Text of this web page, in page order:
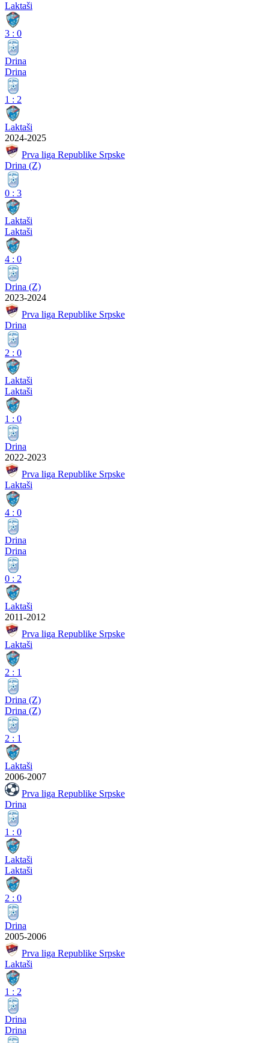
Laktaši
3 : 0
Drina
Drina
1 : 2
Laktaši
2024-2025
Prva liga Republike Srpske
Drina (Z)
0 : 3
Laktaši
Laktaši
4 : 0
Drina (Z)
2023-2024
Prva liga Republike Srpske
Drina
2 : 0
Laktaši
Laktaši
1 : 0
Drina
2022-2023
Prva liga Republike Srpske
Laktaši
4 : 0
Drina
Drina
0 : 2
Laktaši
2011-2012
Prva liga Republike Srpske
Laktaši
2 : 1
Drina (Z)
Drina (Z)
2 : 1
Laktaši
2006-2007
Prva liga Republike Srpske
Drina
1 : 0
Laktaši
Laktaši
2 : 0
Drina
2005-2006
Prva liga Republike Srpske
Laktaši
1 : 2
Drina
Drina